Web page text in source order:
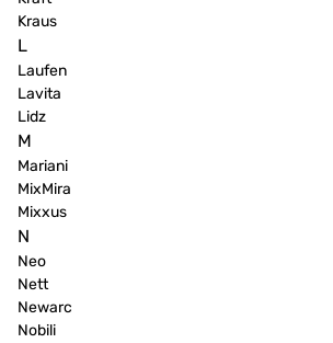
Kraus
L
Laufen
Lavita
Lidz
M
Mariani
MixMira
Mixxus
N
Neo
Nett
Newarc
Nobili